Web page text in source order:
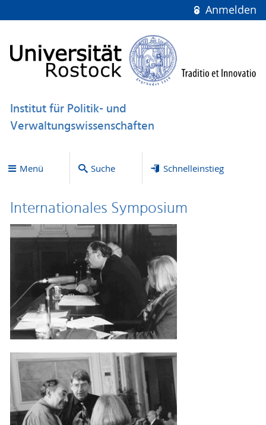
Anmelden
Institut für Politik- und
Verwaltungswissenschaften
Menü Suche Schnelleinstieg
Internationales Symposium